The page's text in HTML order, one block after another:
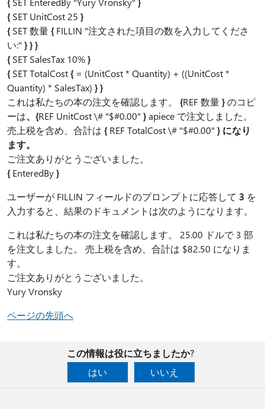
{ SET UnitCost 25 }
{ SET 数量{ FILLIN "注文された項目の数を入力してくださ
い:" } } }
{ SET SalesTax 10%}
{ SET TotalCost{ = (UnitCost * Quantity) + ((UnitCost *
Quantity) * SalesTax) } }
これは私たちの本の注文を確認します。 {REF 数量}のコピ
ーは、{REF UnitCost \# "$#0.00" }apiece で注文しました。
売上税を含め、合計は { REF TotalCost \# "$#0.00" } になり
ます。
ご注文ありがとうございました。
{ EnteredBy}
ユーザーが FILLIN フィールドのプロンプトに応答して 3 を
入力すると、結果のドキュメントは次のようになります。
これは私たちの本の注文を確認します。 25.00 ドルで 3 部
を注文しました。 売上税を含め、合計は $82.50 になりま
す。
ご注文ありがとうございました。
Yury Vronsky
ページの先頭へ
この情報は役に立ちましたか?
はい
いいえ